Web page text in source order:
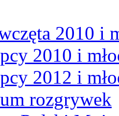
2010 i
2010 i
2012 i
rozgrywek